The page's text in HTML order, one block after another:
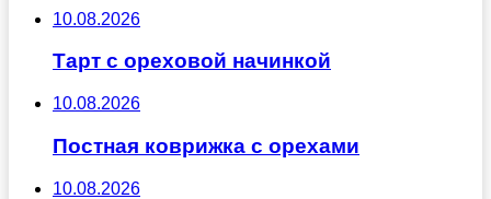
10.08.2026
Тарт с ореховой начинкой
10.08.2026
Постная коврижка с орехами
10.08.2026